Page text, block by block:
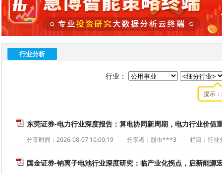
行业分析
行业：
提示
东莞证券-电力行业深度报告：算电协同新周期，电力行业价值
分享时间： 2026-08-07 10:00:19 分享者：股市***3 栏目：行业
国金证券-钠离子电池行业深度研究：临产业化拐点，启新能源